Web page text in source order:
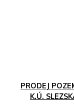
PRODEJ
K.Ú.